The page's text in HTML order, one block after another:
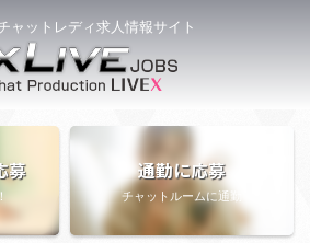
ャットレディ求人情報サイト
募 通勤に応募
チャットルームに通勤